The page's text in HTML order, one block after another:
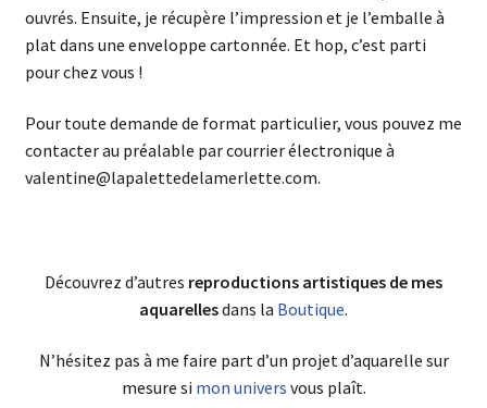
ouvrés. Ensuite, je récupère l’impression et je l’emballe à
plat dans une enveloppe cartonnée. Et hop, c’est parti
pour chez vous !
Pour toute demande de format particulier, vous pouvez me
contacter au préalable par courrier électronique à
valentine@lapalettedelamerlette.com.
Découvrez d’autres reproductions artistiques de mes
aquarellesdans la Boutique.
N’hésitez pas à me faire part d’un projet d’aquarelle sur
mesure si mon univers vous plaît.